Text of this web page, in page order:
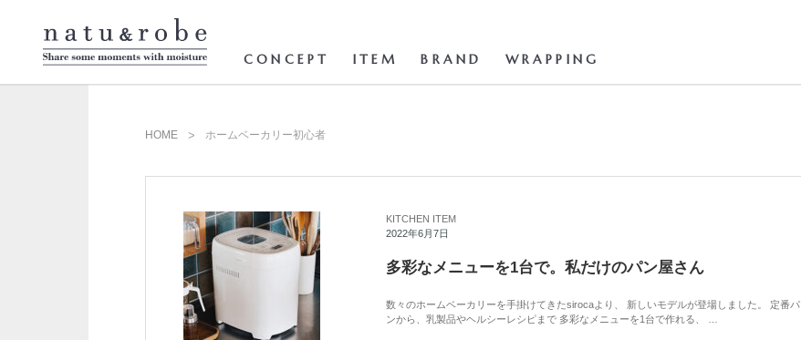
CONCEPT ITEM BRAND WRAPPING
HOME ホームベーカリー初心者
KITCHEN ITEM
2022年6月7日
多彩なメニューを1台で。私だけのパン屋さん
数々のホームベーカリーを手掛けてきたsirocaより、 新しいモデルが登場しました。 定番パ
ンから、乳製品やヘルシーレシピまで 多彩なメニューを1台で作れる、 …